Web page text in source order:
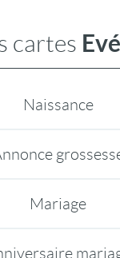
cartes
Naissance
Mariage